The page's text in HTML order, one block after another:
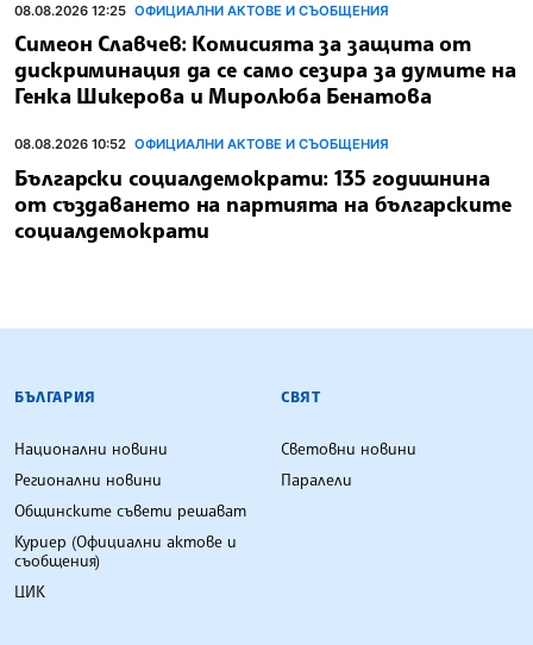
08.08.2026 12:25 ОФИЦИАЛНИ АКТОВЕ И СЪОБЩЕНИЯ
Симеон Славчев: Комисията за защита от
дискриминация да се само сезира за думите на
Генка Шикерова и Миролюба Бенатова
08.08.2026 10:52 ОФИЦИАЛНИ АКТОВЕ И СЪОБЩЕНИЯ
Български социалдемократи: 135 годишнина
от създаването на партията на българските
социалдемократи
БЪЛГАРСКА ТЕЛЕГРАФНА АГЕНЦИЯ
БЪЛГАРИЯ
Национални новини
Регионални новини
Общинските съвети решават
Куриер (Официални актове и
съобщения)
ЦИК
СВЯТ
Световни новини
Паралели